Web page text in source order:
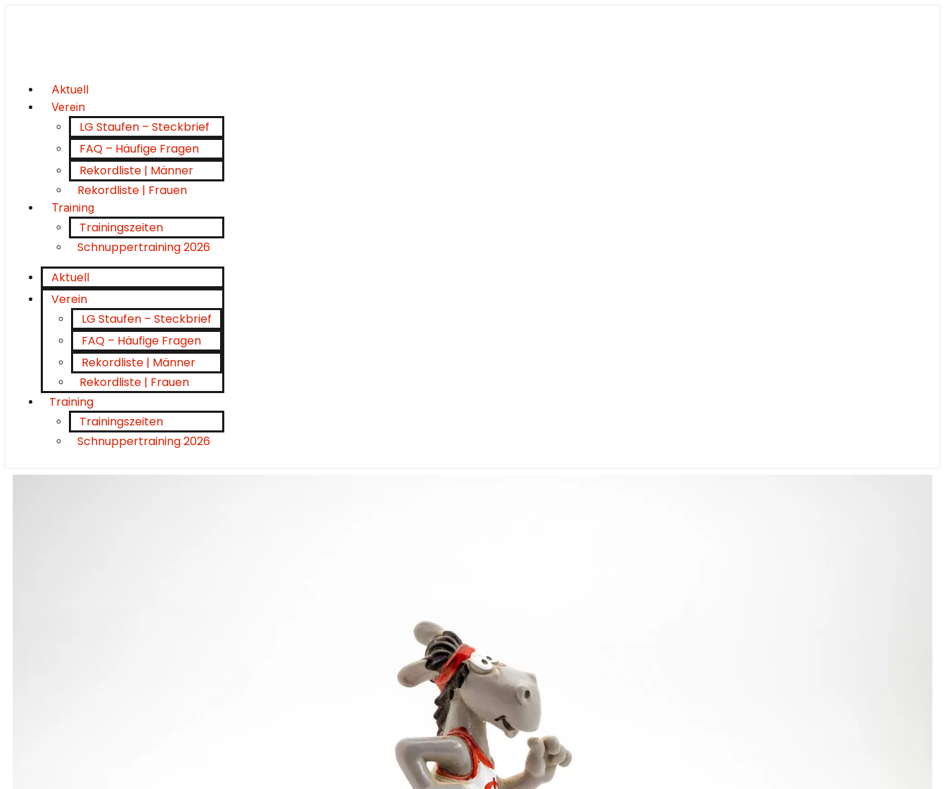
Aktuell
Verein
LG Staufen – Steckbrief
FAQ – Häufige Fragen
Rekordliste | Männer
Rekordliste | Frauen
Training
Trainingszeiten
Schnuppertraining 2026
Aktuell
Verein
LG Staufen – Steckbrief
FAQ – Häufige Fragen
Rekordliste | Männer
Rekordliste | Frauen
Training
Trainingszeiten
Schnuppertraining 2026